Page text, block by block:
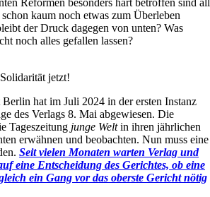
kaum noch etwas zum Überleben
der Druck dagegen von unten? Was
noch alles gefallen lassen?
jetzt!
hat im Juli 2024 in der ersten Instanz
des Verlags 8. Mai abgewiesen. Die
Tageszeitung junge Weltin ihren jährlichen
erwähnen und beobachten. Nun muss eine
Seit vielen Monaten warten Verlag und
eine Entscheidung des Gerichtes, ob eine
ein Gang vor das oberste Gericht nötig